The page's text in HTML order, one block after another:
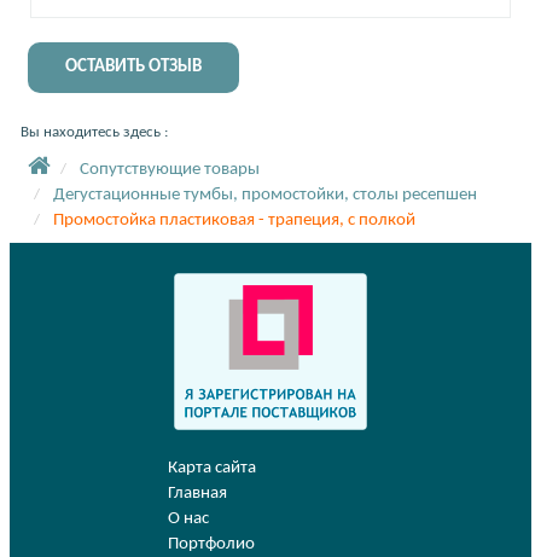
ОСТАВИТЬ ОТЗЫВ
Вы находитесь здесь :
Сопутствующие товары
Дегустационные тумбы, промостойки, столы ресепшен
Промостойка пластиковая - трапеция, с полкой
Карта сайта
Главная
О нас
Портфолио